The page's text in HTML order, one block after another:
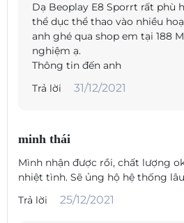
Dạ Beoplay E8 Sporrt rất phù
thể dục thể thao vào nhiều
anh ghé qua shop em tại 188
nghiệm ạ.
Thông tin đến anh
Trả lời
31/12/2021
minh thái
Mình nhận được rồi, chất lượng
nhiệt tình. Sẽ ủng hộ hệ thống
Trả lời
25/12/2021